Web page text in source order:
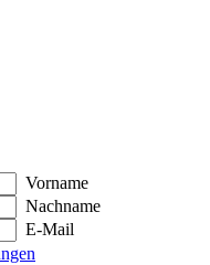
Vorname
Nachname
E-Mail